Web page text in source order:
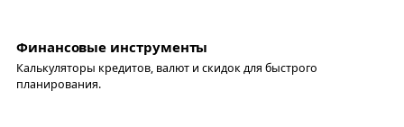
Финансовые инструменты
Калькуляторы кредитов, валют и скидок для быстрого
планирования.